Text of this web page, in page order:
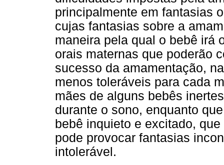
principalmente em fantasias
cujas fantasias sobre a
maneira pela qual o bebê irá
orais maternas que poderão
sucesso da amamentação,
menos toleráveis para cada
mães de alguns bebês
durante o sono, enquanto
bebê inquieto e excitado,
pode provocar fantasias
intolerável.